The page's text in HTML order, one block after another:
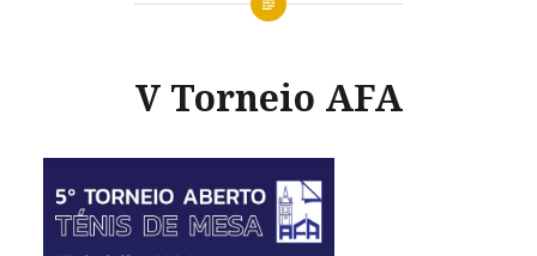
V Torneio AFA